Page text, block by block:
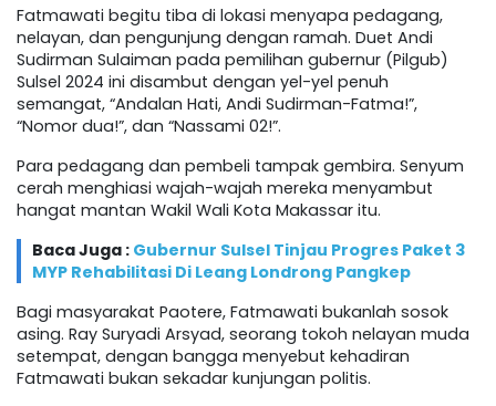
Fatmawati begitu tiba di lokasi menyapa pedagang,
nelayan, dan pengunjung dengan ramah. Duet Andi
Sudirman Sulaiman pada pemilihan gubernur (Pilgub)
Sulsel 2024 ini disambut dengan yel-yel penuh
semangat, “Andalan Hati, Andi Sudirman-Fatma!”,
“Nomor dua!”, dan “Nassami 02!”.
Para pedagang dan pembeli tampak gembira. Senyum
cerah menghiasi wajah-wajah mereka menyambut
hangat mantan Wakil Wali Kota Makassar itu.
Baca Juga : Gubernur Sulsel Tinjau Progres Paket 3
MYP Rehabilitasi Di Leang Londrong Pangkep
Bagi masyarakat Paotere, Fatmawati bukanlah sosok
asing. Ray Suryadi Arsyad, seorang tokoh nelayan muda
setempat, dengan bangga menyebut kehadiran
Fatmawati bukan sekadar kunjungan politis.